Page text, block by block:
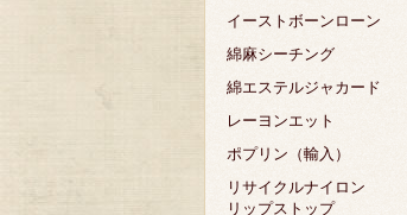
イーストボーンローン
綿麻シーチング
綿エステルジャカード
レーヨンエット
ポプリン（輸入）
リサイクルナイロン
リップストップ